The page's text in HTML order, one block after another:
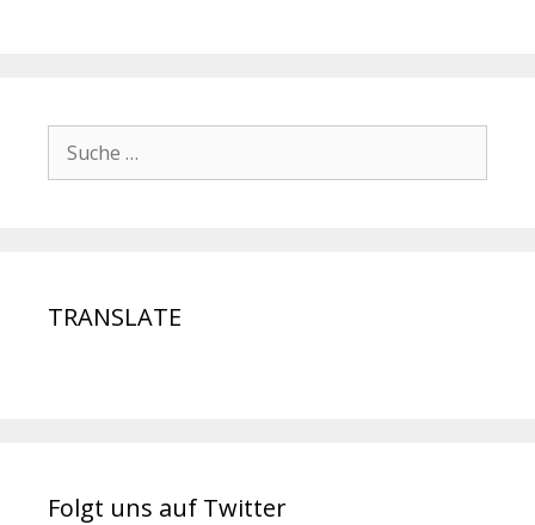
TRANSLATE
Folgt uns auf Twitter